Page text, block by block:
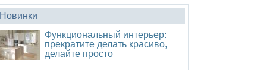
Новинки
Функциональный интерьер:
прекратите делать красиво,
делайте просто